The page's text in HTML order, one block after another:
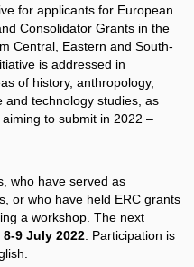
for applicants for European
Consolidator Grants in the
Central, Eastern and South-
is addressed in
of history, anthropology,
and technology studies, as
to submit in 2022 –
who have served as
or who have held ERC grants
a workshop. The next
8-9 July 2022 . Participation is